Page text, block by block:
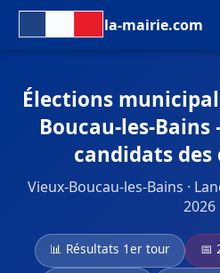
la-mairie.com
Élections
Boucau-les-
candidats
Vieux-Boucau-les-Bains ·
2026
📊 Résultats 1er tour
📅